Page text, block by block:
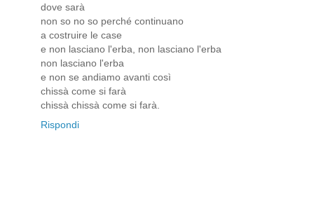
dove sarà
non so no so perché continuano
a costruire le case
e non lasciano l'erba, non lasciano l'erba
non lasciano l'erba
e non se andiamo avanti così
chissà come si farà
chissà chissà come si farà.
Rispondi